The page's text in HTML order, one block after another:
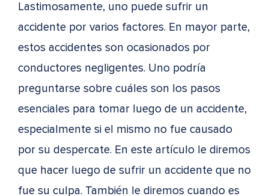
Lastimosamente, uno puede sufrir un
accidente por varios factores. En mayor parte,
estos accidentes son ocasionados por
conductores negligentes. Uno podría
preguntarse sobre cuáles son los pasos
esenciales para tomar luego de un accidente,
especialmente si el mismo no fue causado
por su despercate. En este artículo le diremos
que hacer luego de sufrir un accidente que no
fue su culpa. También le diremos cuando es